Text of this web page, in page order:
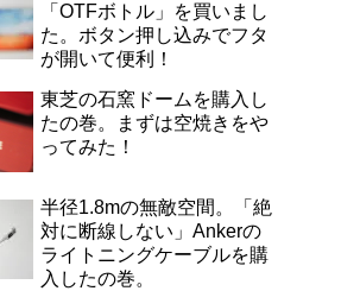
「OTFボトル」を買いまし
た。ボタン押し込みでフタ
が開いて便利！
東芝の石窯ドームを購入し
たの巻。まずは空焼きをや
ってみた！
半径1.8mの無敵空間。「絶
対に断線しない」Ankerの
ライトニングケーブルを購
入したの巻。